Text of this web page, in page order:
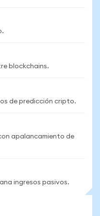
blockchains.
de predicción cripto.
apalancamiento de
ingresos pasivos.